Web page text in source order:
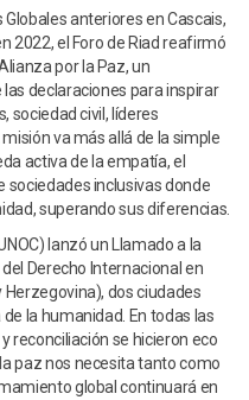
anteriores en Cascais,
2022, el Foro de Riad reafirmó
por la Paz, un
declaraciones para inspirar
sociedad civil, líderes
va más allá de la simple
activa de la empatía, el
sociedades inclusivas donde
superando sus diferencias.
lanzó un Llamado a la
del Derecho Internacional en
Herzegovina), dos ciudades
la humanidad. En todas las
reconciliación se hicieron eco
paz nos necesita tanto como
global continuará en